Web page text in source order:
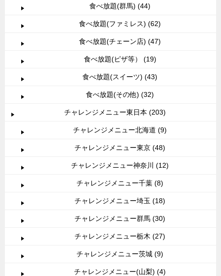
食べ放題(群馬) (44)
食べ放題(ファミレス) (62)
食べ放題(チェーン店) (47)
食べ放題(ピザ等） (19)
食べ放題(スイーツ) (43)
食べ放題(その他) (32)
チャレンジメニュー東日本 (203)
チャレンジメニュー北海道 (9)
チャレンジメニュー東京 (48)
チャレンジメニュー神奈川 (12)
チャレンジメニュー千葉 (8)
チャレンジメニュー埼玉 (18)
チャレンジメニュー群馬 (30)
チャレンジメニュー栃木 (27)
チャレンジメニュー茨城 (9)
チャレンジメニュー(山梨) (4)